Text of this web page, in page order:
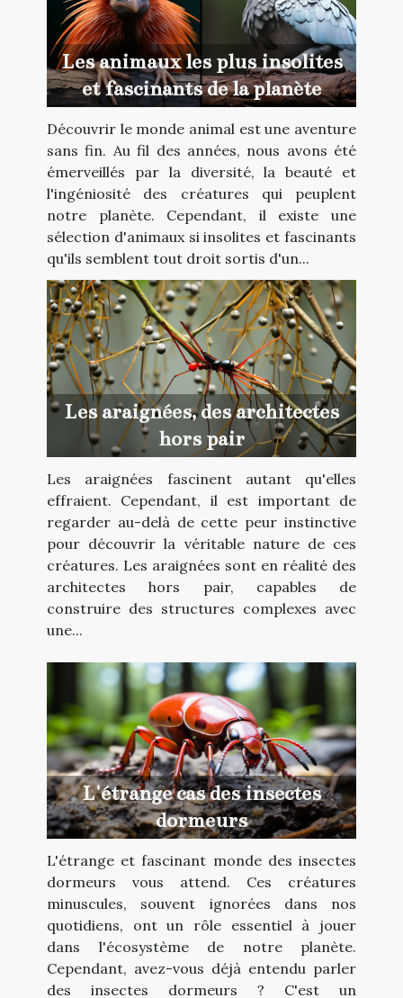
Les animaux les plus insolites
et fascinants de la planète
Découvrir le monde animal est une aventure
sans fin. Au fil des années, nous avons été
émerveillés par la diversité, la beauté et
l'ingéniosité des créatures qui peuplent
notre planète. Cependant, il existe une
sélection d'animaux si insolites et fascinants
qu'ils semblent tout droit sortis d'un...
Les araignées, des architectes
hors pair
Les araignées fascinent autant qu'elles
effraient. Cependant, il est important de
regarder au-delà de cette peur instinctive
pour découvrir la véritable nature de ces
créatures. Les araignées sont en réalité des
architectes hors pair, capables de
construire des structures complexes avec
une...
L'étrange cas des insectes
dormeurs
L'étrange et fascinant monde des insectes
dormeurs vous attend. Ces créatures
minuscules, souvent ignorées dans nos
quotidiens, ont un rôle essentiel à jouer
dans l'écosystème de notre planète.
Cependant, avez-vous déjà entendu parler
des insectes dormeurs ? C'est un